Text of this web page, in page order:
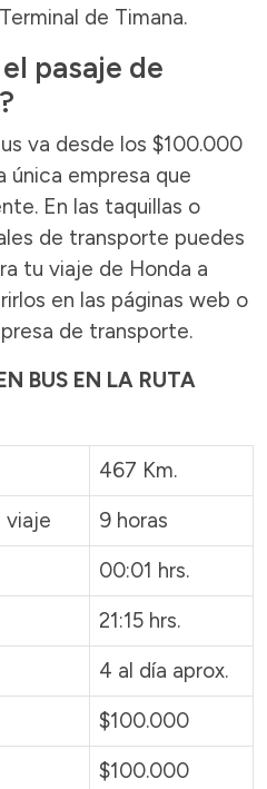
de Timana.
pasaje de
va desde los $100.000
única empresa que
En las taquillas o
de transporte puedes
tu viaje de Honda a
en las páginas web o
de transporte.
BUS EN LA RUTA
467 Km.
viaje
9 horas
00:01 hrs.
21:15 hrs.
4 al día aprox.
$100.000
$100.000